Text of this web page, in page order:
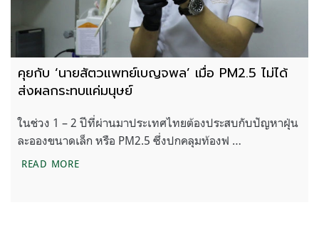
คุยกับ ‘นายสัตวแพทย์เบญจพล’ เมื่อ PM2.5 ไม่ได้
ส่งผลกระทบแค่มนุษย์
ในช่วง 1 – 2 ปีที่ผ่านมาประเทศไทยต้องประสบกับปัญหาฝุ่น
ละอองขนาดเล็ก หรือ PM2.5 ซึ่งปกคลุมท้องฟ …
READ MOREคุยกับ ‘นายสัตวแพทย์เบญจพล’ เมื่อ PM2.5 ไม่ได้ส่ง